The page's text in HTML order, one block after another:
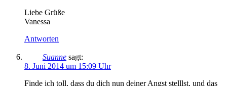
Liebe Grüße
Vanessa
Antworten
Suanne sagt:
8. Juni 2014 um 15:09 Uhr
Finde ich toll, dass du dich nun deiner Angst stelllst, und das